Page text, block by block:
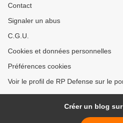
Contact
Signaler un abus
C.G.U.
Cookies et données personnelles
Préférences cookies
Voir le profil de RP Defense sur le
Créer un blog